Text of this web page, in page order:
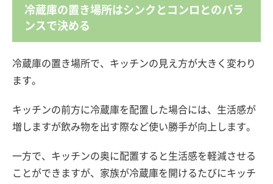
冷蔵庫の置き場所はシンクとコンロとのバラ
ンスで決める
冷蔵庫の置き場所で、キッチンの見え方が大きく変わり
ます。
キッチンの前方に冷蔵庫を配置した場合には、生活感が
増しますが飲み物を出す際など使い勝手が向上します。
一方で、キッチンの奥に配置すると生活感を軽減させる
ことができますが、家族が冷蔵庫を開けるたびにキッチ